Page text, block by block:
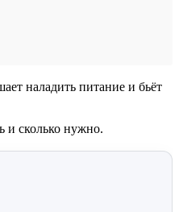
наладить питание и бьёт
и сколько нужно.